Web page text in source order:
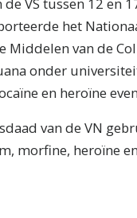
het
Middelen van de
onder
en heroïne
van de VN
morfine, heroïne